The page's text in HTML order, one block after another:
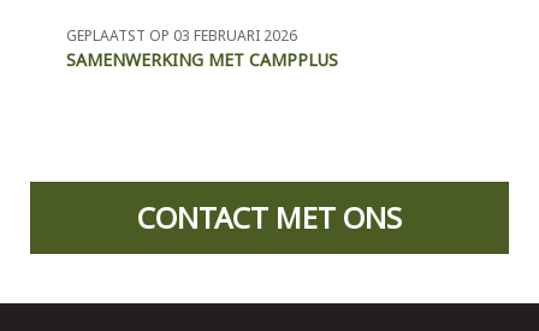
GEPLAATST OP 03 FEBRUARI 2026
SAMENWERKING MET CAMPPLUS
CONTACT MET ONS